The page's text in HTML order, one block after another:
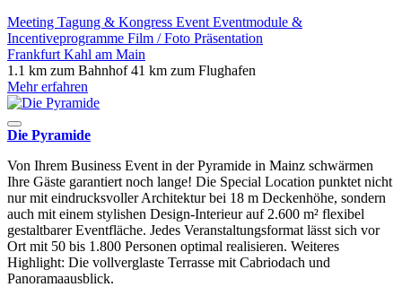
Meeting Tagung & Kongress Event Eventmodule &
Incentiveprogramme Film / Foto Präsentation
Frankfurt Kahl am Main
1.1 km zum Bahnhof41 km zum Flughafen
Mehr erfahren
Die Pyramide
Von Ihrem Business Event in der Pyramide in Mainz schwärmen
Ihre Gäste garantiert noch lange! Die Special Location punktet nicht
nur mit eindrucksvoller Architektur bei 18 m Deckenhöhe, sondern
auch mit einem stylishen Design-Interieur auf 2.600 m² flexibel
gestaltbarer Eventfläche. Jedes Veranstaltungsformat lässt sich vor
Ort mit 50 bis 1.800 Personen optimal realisieren. Weiteres
Highlight: Die vollverglaste Terrasse mit Cabriodach und
Panoramaausblick.